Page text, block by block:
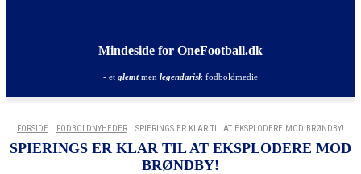
Mindeside for OneFootball.dk
- et glemtmen legendarisk fodboldmedie
FORSIDE FODBOLDNYHEDER SPIERINGS ER KLAR TIL AT EKSPLODERE MOD BRØNDBY!
SPIERINGS ER KLAR TIL AT EKSPLODERE MOD
BRØNDBY!